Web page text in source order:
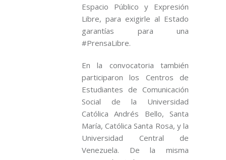
Espacio Público y Expresión
Libre, para exigirle al Estado
garantías para una
#PrensaLibre.
En la convocatoria también
participaron los Centros de
Estudiantes de Comunicación
Social de la Universidad
Católica Andrés Bello, Santa
María, Católica Santa Rosa, y la
Universidad Central de
Venezuela. De la misma